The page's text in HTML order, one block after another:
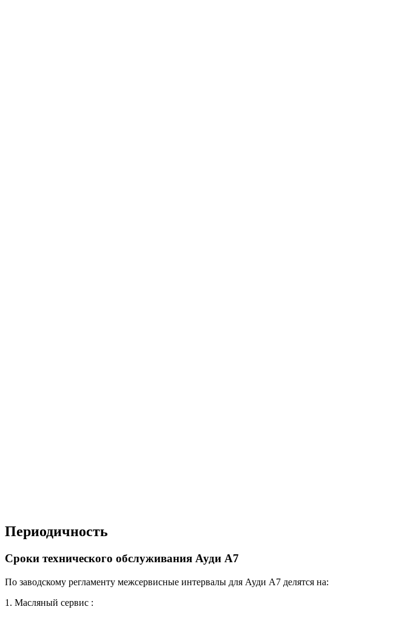
Периодичность
Сроки технического обслуживания Ауди А7
По заводскому регламенту межсервисные интервалы для Ауди А7 делятся на:
1. Масляный сервис :